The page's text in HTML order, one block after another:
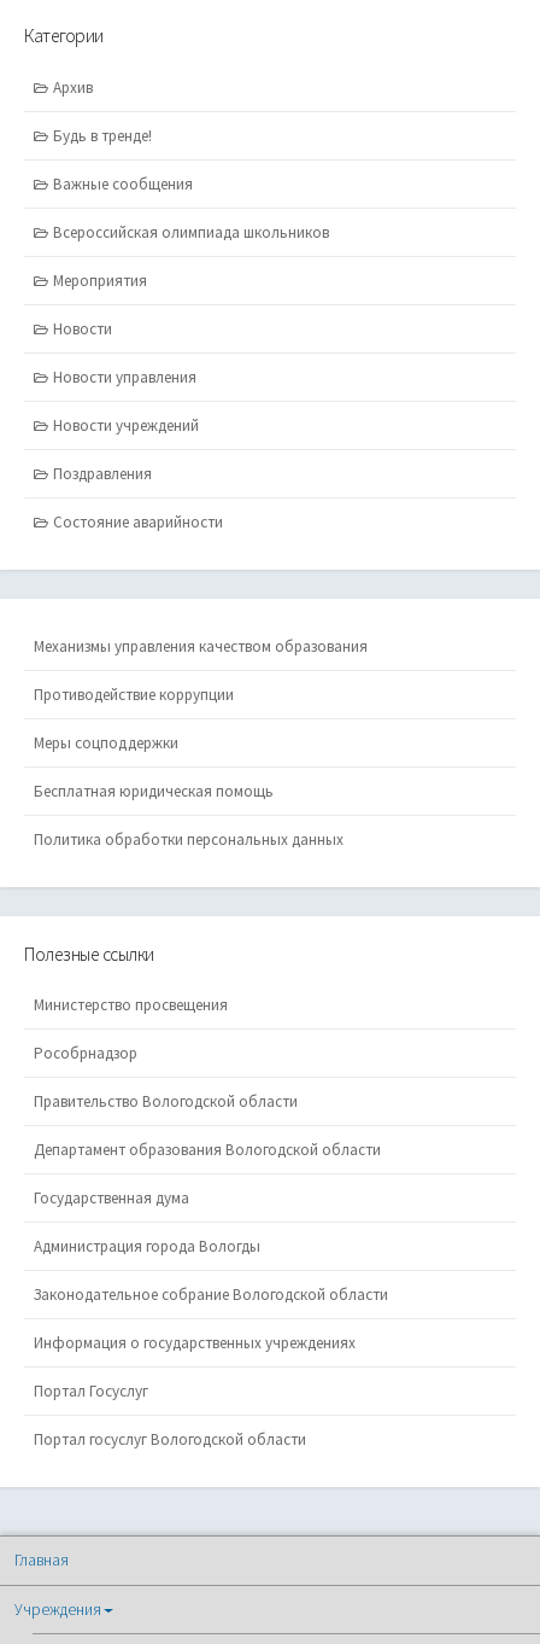
Категории
Архив
Будь в тренде!
Важные сообщения
Всероссийская олимпиада школьников
Мероприятия
Новости
Новости управления
Новости учреждений
Поздравления
Состояние аварийности
Механизмы управления качеством образования
Противодействие коррупции
Меры соцподдержки
Бесплатная юридическая помощь
Политика обработки персональных данных
Полезные ссылки
Министерство просвещения
Рособрнадзор
Правительство Вологодской области
Департамент образования Вологодской области
Государственная дума
Администрация города Вологды
Законодательное собрание Вологодской области
Информация о государственных учреждениях
Портал Госуслуг
Портал госуслуг Вологодской области
Главная
Учреждения